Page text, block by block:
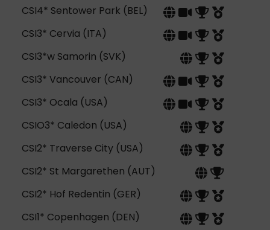
CSI4* Sentower Park (BEL)
CSI3* Cervia (ITA)
CSI3*w Samorin (SVK)
CSI3* Vancouver (CAN)
CSI3* Ocala (USA)
CSIO3* Caledon (USA)
CSI2* Traverse City (USA)
CSI2* St Margarethen (AUT)
CSI2* Hof Redentin (GER)
CSI1* Copenhagen (DEN)